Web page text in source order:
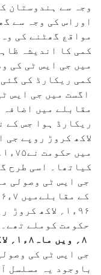
وجہ سے ہندوستان
اوراس کی وجہ سے
مواقع گھٹنے کی
کمی کا اندیشہ
میں جی ایس ٹی کی
کمی ریکارڈ کی گئی
اگست میں جی ایس
۹۶ء۱؍ لاکھ
حکومت کوملے تھے۔
جی ایس ٹی کی
باوجود یہ مسلسل